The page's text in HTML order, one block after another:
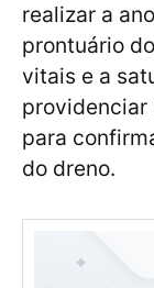
realizar a
prontuário
vitais e a
providenciar
para
do dreno.